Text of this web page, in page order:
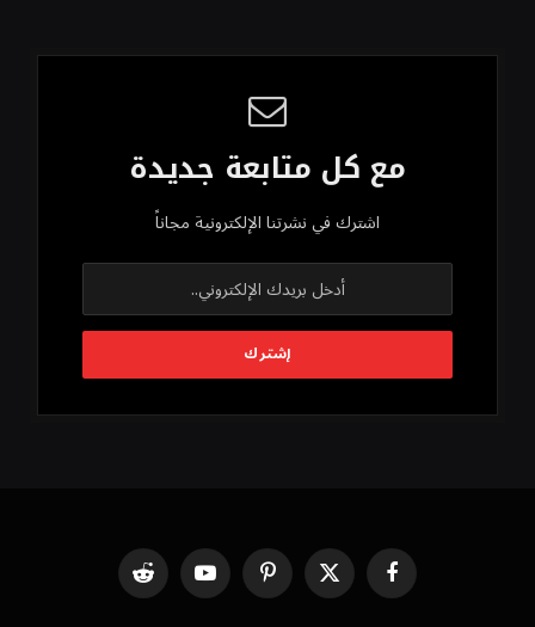
مع كل متابعة جديدة
اشترك في نشرتنا الإلكترونية مجاناً
فيسبوك X
(Twitter)
بينتيريستيوتيوب رديت